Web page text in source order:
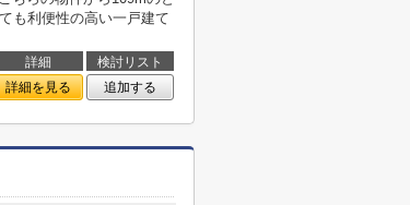
も利便性の高い一戸建て
詳細
検討リスト
詳細を見る 追加する